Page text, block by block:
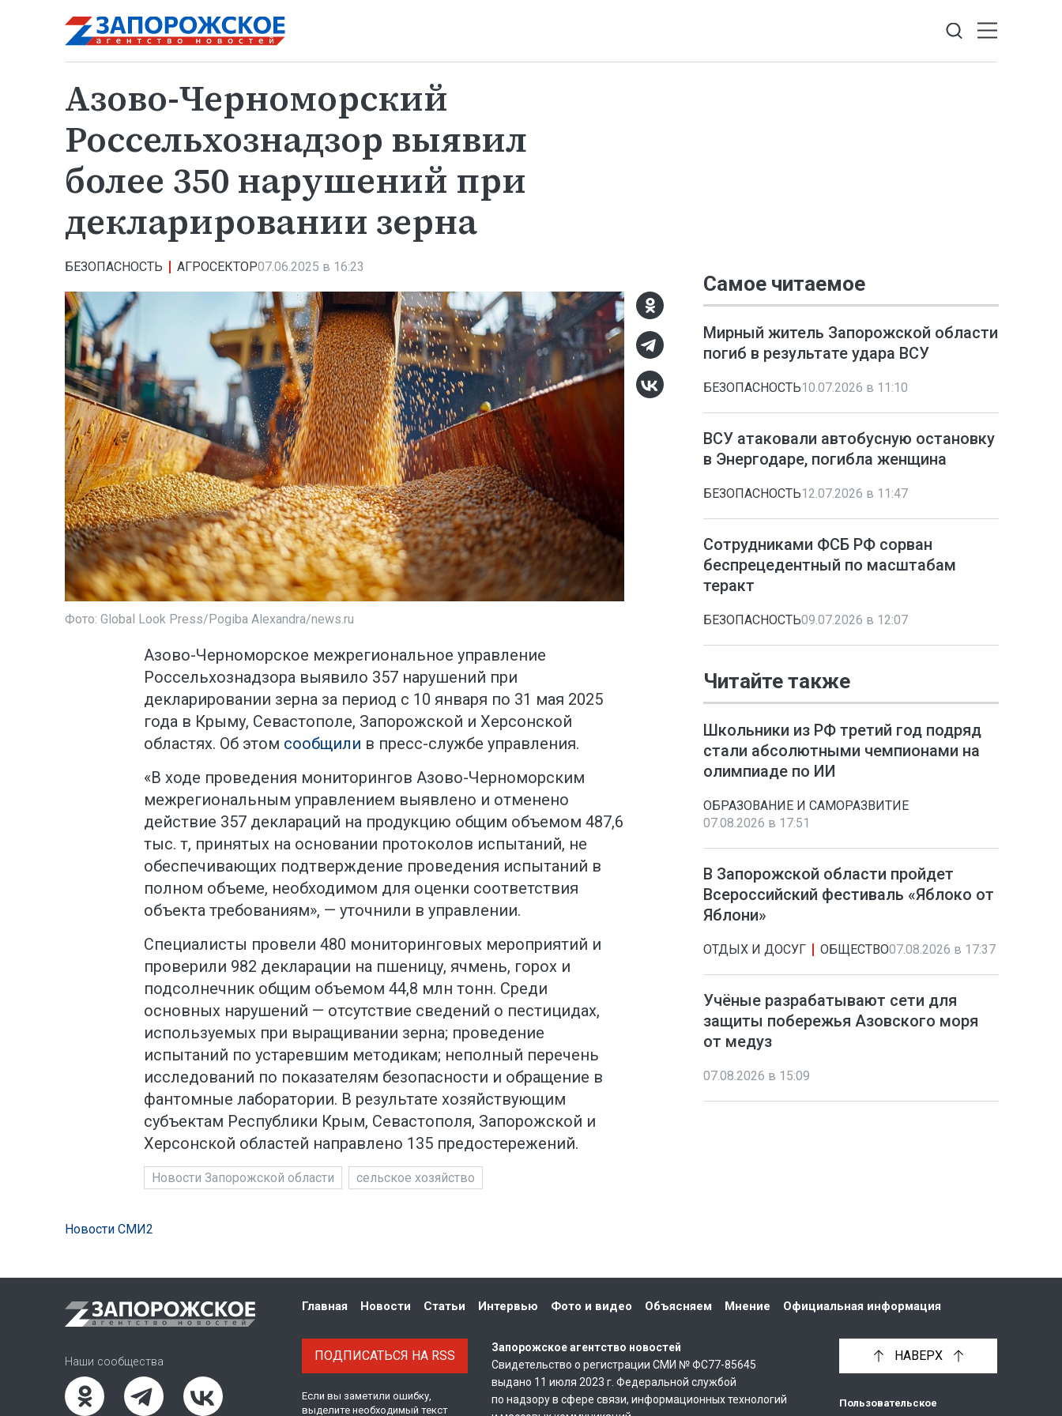
Азово-Черноморский
Россельхознадзор выявил
более 350 нарушений при
декларировании зерна
БЕЗОПАСНОСТЬ АГРОСЕКТОР07.06.2025 в 16:23
Фото: Global Look Press/Pogiba Alexandra/news.ru
Азово-Черноморское межрегиональное управление
Россельхознадзора выявило 357 нарушений при
декларировании зерна за период с 10 января по 31 мая 2025
года в Крыму, Севастополе, Запорожской и Херсонской
областях. Об этом сообщили в пресс-службе управления.
«В ходе проведения мониторингов Азово-Черноморским
межрегиональным управлением выявлено и отменено
действие 357 деклараций на продукцию общим объемом 487,6
тыс. т, принятых на основании протоколов испытаний, не
обеспечивающих подтверждение проведения испытаний в
полном объеме, необходимом для оценки соответствия
объекта требованиям», — уточнили в управлении.
Специалисты провели 480 мониторинговых мероприятий и
проверили 982 декларации на пшеницу, ячмень, горох и
подсолнечник общим объемом 44,8 млн тонн. Среди
основных нарушений — отсутствие сведений о пестицидах,
используемых при выращивании зерна; проведение
испытаний по устаревшим методикам; неполный перечень
исследований по показателям безопасности и обращение в
фантомные лаборатории. В результате хозяйствующим
субъектам Республики Крым, Севастополя, Запорожской и
Херсонской областей направлено 135 предостережений.
Новости Запорожской области сельское хозяйство
Самое читаемое
Мирный житель Запорожской области
погиб в результате удара ВСУ
БЕЗОПАСНОСТЬ10.07.2026 в 11:10
ВСУ атаковали автобусную остановку
в Энергодаре, погибла женщина
БЕЗОПАСНОСТЬ12.07.2026 в 11:47
Сотрудниками ФСБ РФ сорван
беспрецедентный по масштабам
теракт
БЕЗОПАСНОСТЬ09.07.2026 в 12:07
Читайте также
Школьники из РФ третий год подряд
стали абсолютными чемпионами на
олимпиаде по ИИ
ОБРАЗОВАНИЕ И САМОРАЗВИТИЕ
07.08.2026 в 17:51
В Запорожской области пройдет
Всероссийский фестиваль «Яблоко от
Яблони»
ОТДЫХ И ДОСУГ ОБЩЕСТВО07.08.2026 в 17:37
Учёные разрабатывают сети для
защиты побережья Азовского моря
от медуз
07.08.2026 в 15:09
Новости СМИ2
НАВЕРХ
Наши сообщества ПОДПИСАТЬСЯ НА RSS
Если вы заметили ошибку,
выделите необходимый текст
Главная Новости Статьи Интервью Фото и видео Объясняем Мнение Официальная информация
Пользовательское
Запорожское агентство новостей
Свидетельство о регистрации СМИ № ФС77-85645
выдано 11 июля 2023 г. Федеральной службой
по надзору в сфере связи, информационных технологий